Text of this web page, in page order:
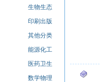
生物生态
印刷出版
其他分类
能源化工
医药卫生
数学物理